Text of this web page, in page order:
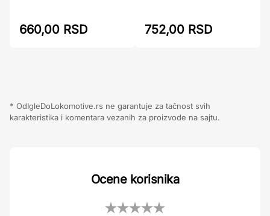
660,00 RSD 752,00 RSD
* OdIgleDoLokomotive.rs ne garantuje za tačnost svih
karakteristika i komentara vezanih za proizvode na sajtu.
Ocene korisnika